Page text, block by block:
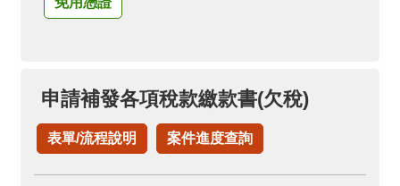
申請補發各項稅款繳款書(欠稅)
表單/流程說明 案件進度查詢